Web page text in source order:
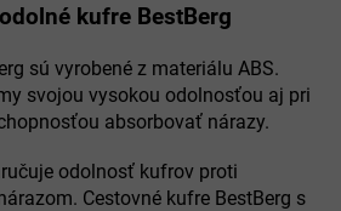
kufre BestBerg
sú vyrobené z materiálu ABS.
svojou vysokou odolnosťou aj pri
absorbovať nárazy.
odolnosť kufrov proti
Cestovné kufre BestBerg s